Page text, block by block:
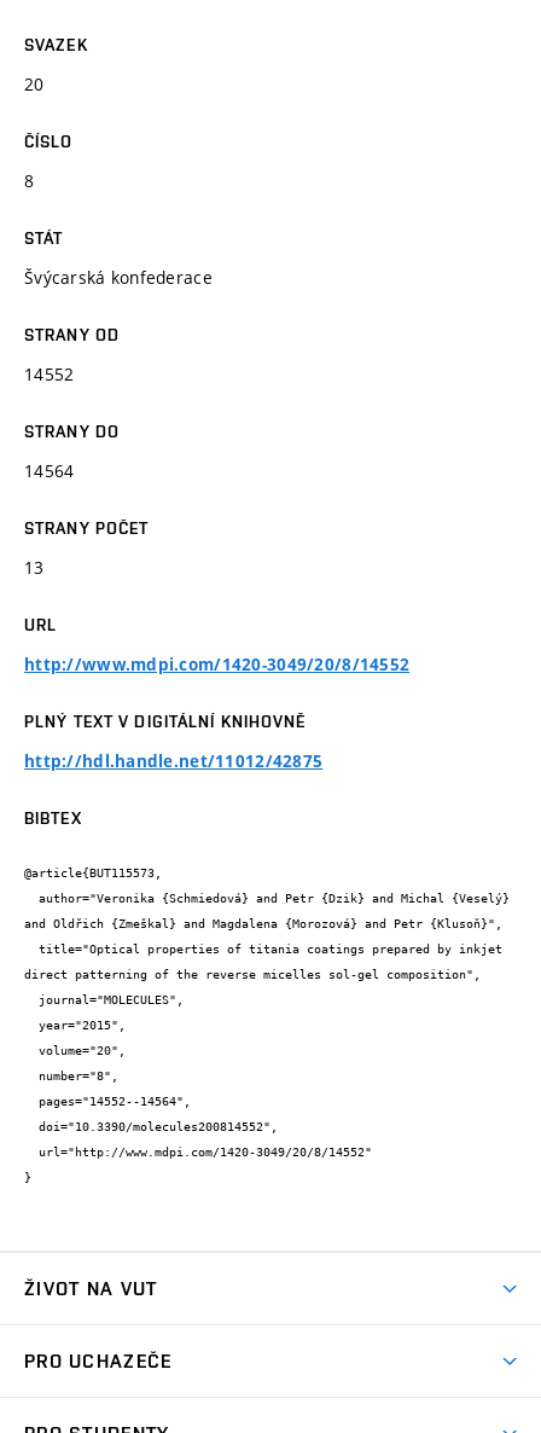
SVAZEK
20
ČÍSLO
8
STÁT
Švýcarská konfederace
STRANY OD
14552
STRANY DO
14564
STRANY POČET
13
URL
http://www.mdpi.com/1420-3049/20/8/14552
PLNÝ TEXT V DIGITÁLNÍ KNIHOVNĚ
http://hdl.handle.net/11012/42875
BIBTEX
@article{BUT115573,
and Oldřich {Zmeškal} and Magdalena {Morozová} and Petr {Klusoň}",
direct patterning of the reverse micelles sol-gel composition",
}
ŽIVOT NA VUT
Koleje
PRO UCHAZEČE